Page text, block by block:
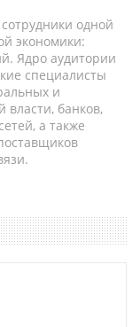
одной
экономики:
Ядро аудитории
специалисты
и
власти, банков,
а также